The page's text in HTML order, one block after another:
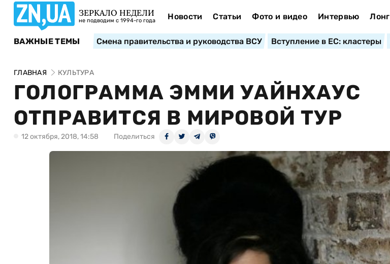
ЗЕРКАЛО НЕДЕЛИ
не подводим с 1994-го года Новости Статьи Фото и видео Интервью
ВАЖНЫЕ ТЕМЫ Смена правительства и руководства ВСУ Вступление в ЕС: кластеры
ГЛАВНАЯ КУЛЬТУРА
ГОЛОГРАММА ЭММИ УАЙНХАУС
ОТПРАВИТСЯ В МИРОВОЙ ТУР
12 октября, 2018, 14:58 Поделиться